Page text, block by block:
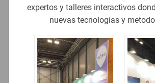
expertos y talleres interactivos
nuevas tecnologías y